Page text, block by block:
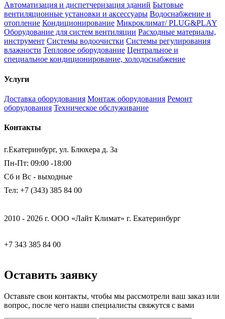
Автоматизация и диспетчеризация зданий Бытовые
вентиляционные установки и аксессуары Водоснабжение и
отопление Кондиционирование Микроклимат/ PLUG&PLAY
Оборудование для систем вентиляции Расходные материалы,
инструмент Системы водоочистки Системы регулирования
влажности Тепловое оборудование Центральное и
специальное кондиционирование, холодоснабжение
Услуги
Доставка оборудования Монтаж оборудования Ремонт
оборудования Техническое обслуживание
Контакты
г.Екатеринбург, ул. Блюхера д. 3а
Пн-Пт: 09:00 -18:00
Сб и Вс - выходные
Тел: +7 (343) 385 84 00
2010 - 2026 г. ООО «Лайт Климат» г. Екатеринбург
+7 343 385 84 00
Оставить заявку
Оставьте свои контакты, чтобы мы рассмотрели ваш заказ или
вопрос, после чего наши специалисты свяжутся с вами